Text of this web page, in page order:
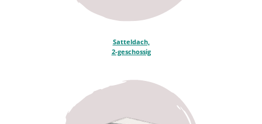
Satteldach,
2-geschossig